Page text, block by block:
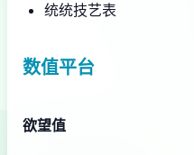
统统技艺表
数值平台
欲望值